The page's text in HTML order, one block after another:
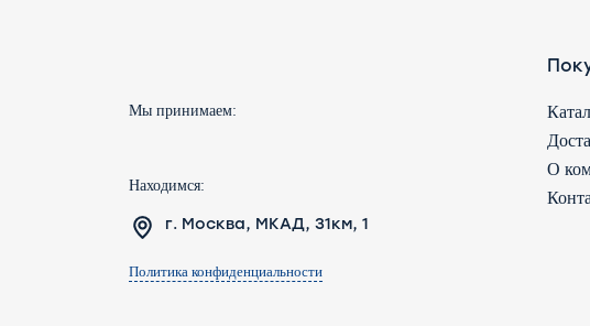
Мы принимаем:
Находимся:
г. Москва, МКАД, 31км, 1
Политика конфиденциальности
О